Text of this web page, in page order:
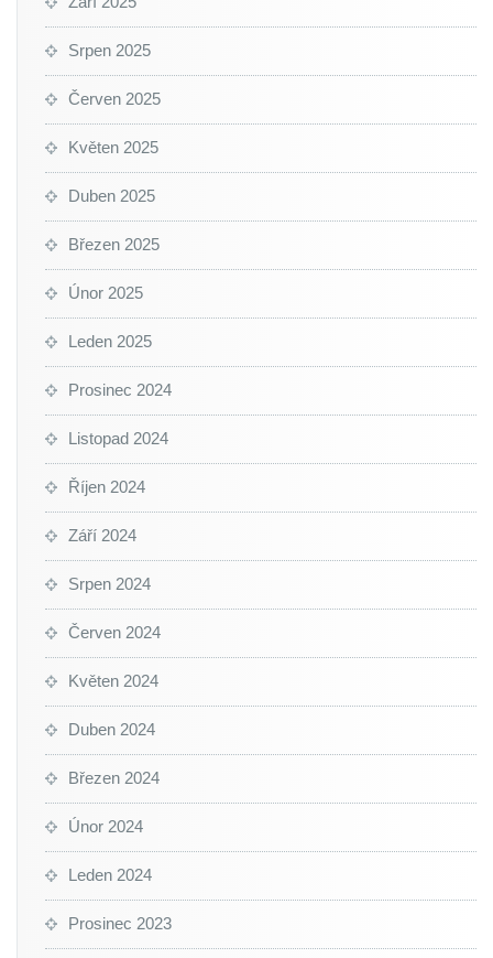
Srpen 2025
Červen 2025
Květen 2025
Duben 2025
Březen 2025
Únor 2025
Leden 2025
Prosinec 2024
Listopad 2024
Říjen 2024
Září 2024
Srpen 2024
Červen 2024
Květen 2024
Duben 2024
Březen 2024
Únor 2024
Leden 2024
Prosinec 2023